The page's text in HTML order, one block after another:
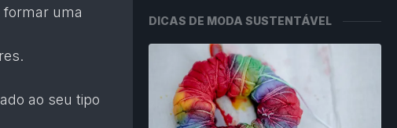
formar uma
ao seu tipo
DICAS DE MODA SUSTENTÁVEL